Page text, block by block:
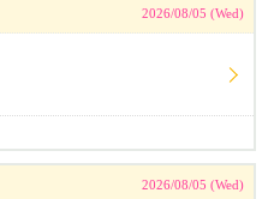
2026/08/05 (Wed)
2026/08/05 (Wed)